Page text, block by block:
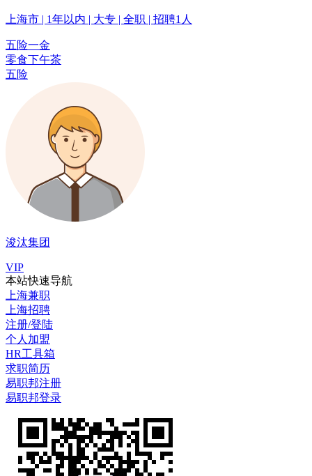
上海市 | 1年以内 | 大专 | 全职 | 招聘1人
五险一金
零食下午茶
五险
浚汰集团
VIP
本站快速导航
上海兼职
上海招聘
注册/登陆
个人加盟
HR工具箱
求职简历
易职邦注册
易职邦登录